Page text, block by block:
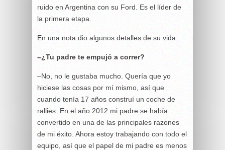
ruido en Argentina con su Ford. Es el líder de
la primera etapa.
En una nota dio algunos detalles de su vida.
–¿Tu padre te empujó a correr?
–No, no le gustaba mucho. Quería que yo
hiciese las cosas por mí mismo, así que
cuando tenía 17 años construí un coche de
rallies. En el año 2012 mi padre se había
convertido en una de las principales razones
de mi éxito. Ahora estoy trabajando con todo el
equipo, así que el papel de mi padre es menos